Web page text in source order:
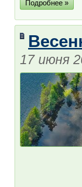
Подробнее »
17 июня